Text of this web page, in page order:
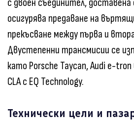
с двоен съединител,
осигурява предаване на
прекъсване между първа и
Двустепенни трансмисии се
като Porsche Taycan, Audi e-
CLA с EQ Technology.
Технически цели и